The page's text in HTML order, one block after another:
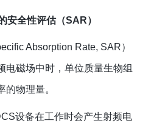
安全性评估（SAR）
Absorption Rate, SAR）
电磁场中时，单位质量生物组
的物理量。
设备在工作时会产生射频电